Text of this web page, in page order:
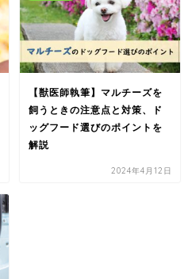
【獣医師執筆】マルチーズを
飼うときの注意点と対策、ド
ッグフード選びのポイントを
解説
2024年4月12日